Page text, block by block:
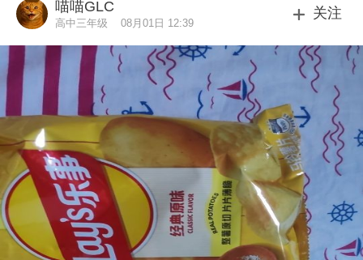
喵喵GLC
高中三年级 08月01日 12:39
关注